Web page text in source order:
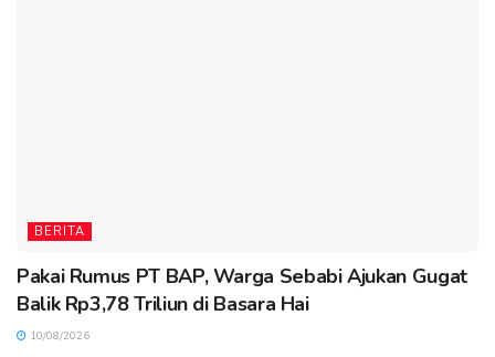
BERITA
Pakai Rumus PT BAP, Warga Sebabi Ajukan Gugat
Balik Rp3,78 Triliun di Basara Hai
10/08/2026